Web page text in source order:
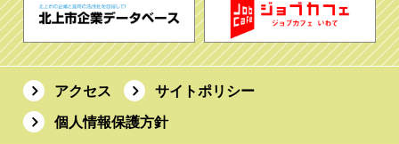
アクセス サイトポリシー
個人情報保護方針